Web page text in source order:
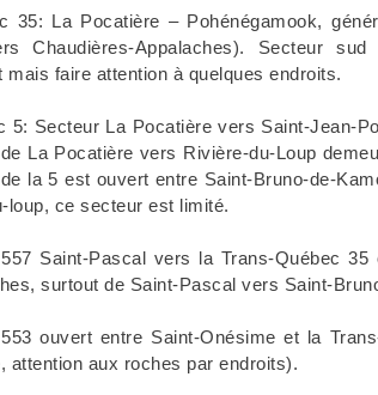
35: La Pocatière – Pohénégamook,
Chaudières-Appalaches). Secteur
mais faire attention à quelques endroits.
5: Secteur La Pocatière vers Saint-Jean-
La Pocatière vers Rivière-du-Loup
la 5 est ouvert entre Saint-Bruno-de-
loup, ce secteur est limité.
Saint-Pascal vers la Trans-Québec
surtout de Saint-Pascal vers Saint-
ouvert entre Saint-Onésime et la
attention aux roches par endroits).